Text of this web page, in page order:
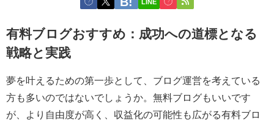
LINE
有料ブログおすすめ：成功への道標となる
戦略と実践
夢を叶えるための第一歩として、ブログ運営を考えている
方も多いのではないでしょうか。無料ブログもいいです
が、より自由度が高く、収益化の可能性も広がる有料ブロ